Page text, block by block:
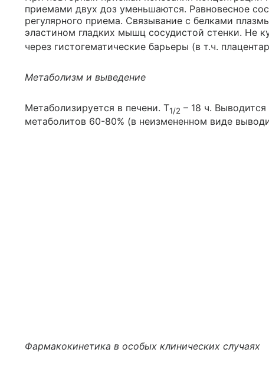
приемами двух доз уменьшаются. Равновесное
регулярного приема. Связывание с белками
эластином гладких мышц сосудистой стенки. Не
через гистогематические барьеры (в т.ч.
Метаболизм и выведение
Метаболизируется в печени. T1/2 – 18 ч.
метаболитов 60-80% (в неизмененном виде
Фармакокинетика в особых клинических случаях